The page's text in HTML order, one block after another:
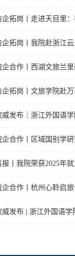
企拓岗丨走进天目里
企拓岗丨我院赴浙江
企合作丨西湖文旅兰
企拓岗丨文旅学院赴
威发布｜浙江外国语
企合作丨区域国别学
报丨我院荣获2025年
企合作丨杭州心聆启
威发布 | 浙江外国语学